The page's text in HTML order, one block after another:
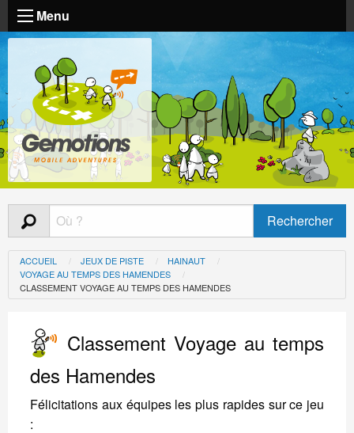
Menu
ACCUEIL JEUX DE PISTE
HAINAUT
VOYAGE AU TEMPS DES HAMENDES
CLASSEMENT VOYAGE AU TEMPS DES HAMENDES
Classement Voyage au temps
des Hamendes
Félicitations aux équipes les plus rapides sur ce jeu
: